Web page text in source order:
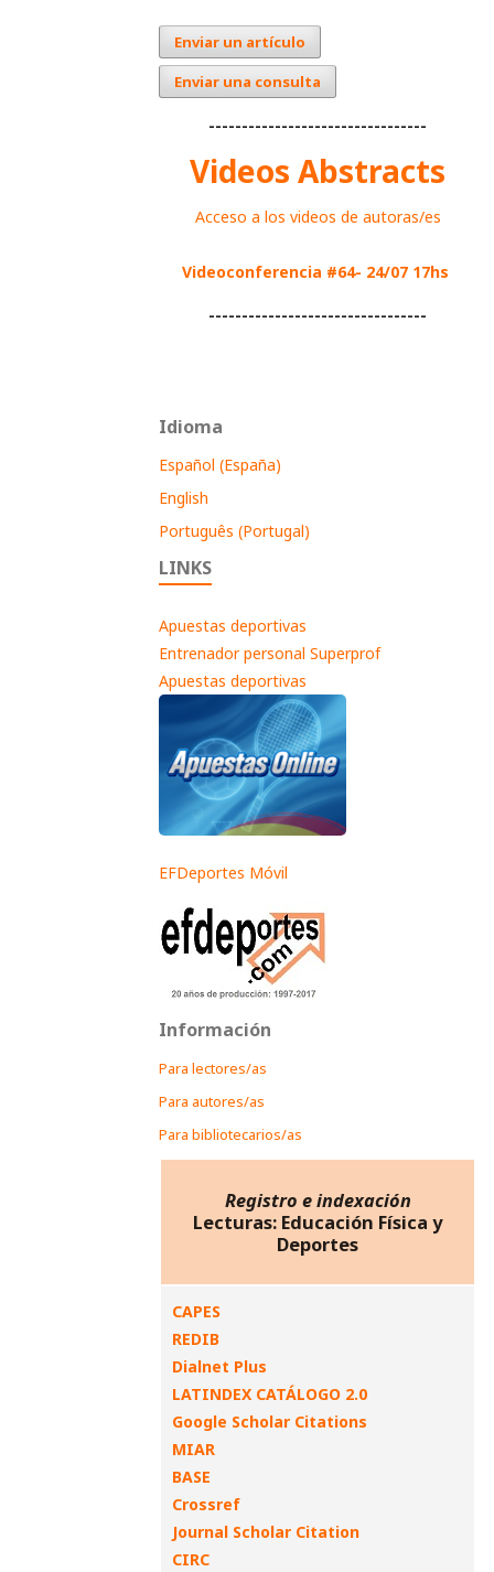
Enviar un artículo
Enviar una consulta
---------------------------------
Videos Abstracts
Acceso a los videos de autoras/es
Videoconferencia #64- 24/07 17hs
---------------------------------
Idioma
Español (España)
English
Português (Portugal)
LINKS
Apuestas deportivas
Entrenador personal Superprof
Apuestas deportivas
EFDeportes Móvil
Información
Para lectores/as
Para autores/as
Para bibliotecarios/as
Registro e indexación
Lecturas: Educación Física y
Deportes
CAPES
REDIB
Dialnet Plus
LATINDEX CATÁLOGO 2.0
Google Scholar Citations
MIAR
BASE
Crossref
Journal Scholar Citation
CIRC